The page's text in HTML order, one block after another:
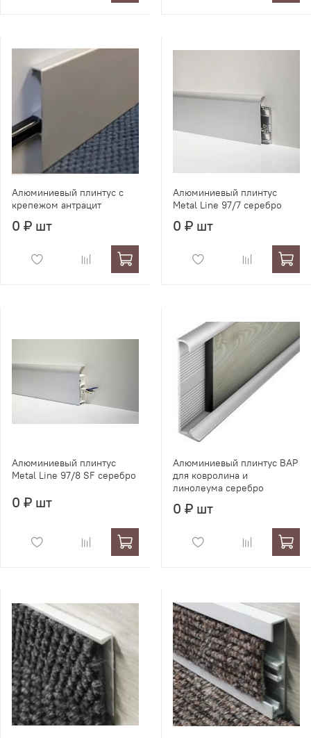
Алюминиевый плинтус с
крепежом антрацит
0 ₽ шт
Алюминиевый плинтус
Metal Line 97/7 серебро
0 ₽ шт
Алюминиевый плинтус
Metal Line 97/8 SF серебро
0 ₽ шт
Алюминиевый плинтус BAP
для ковролина и
линолеума серебро
0 ₽ шт